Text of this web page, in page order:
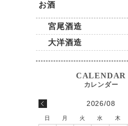
お酒
宮尾酒造
大洋酒造
2026/08
日 月 火 水 木